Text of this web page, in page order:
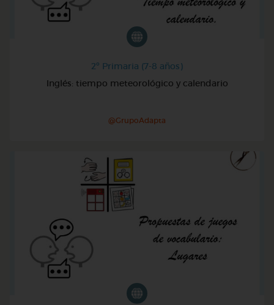
2º Primaria (7-8 años)
Inglés: tiempo meteorológico y calendario
@GrupoAdapta